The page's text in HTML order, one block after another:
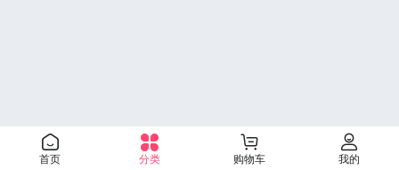
首页 分类 购物车 我的